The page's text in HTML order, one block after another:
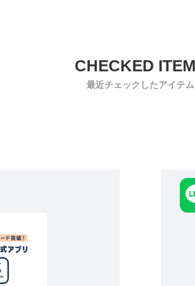
最近チェックしたアイテム